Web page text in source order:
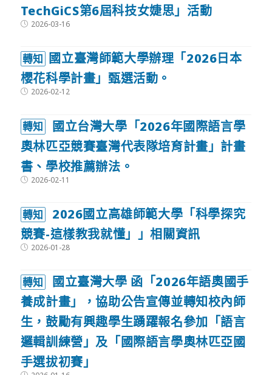
TechGiCS第6屆科技女婕思」活動
Post2026-03-16
轉知 國立臺灣師範大學辦理「2026日本
櫻花科學計畫」甄選活動。
Post2026-02-12
轉知
國立台灣大學「2026年國際語言學
奧林匹亞競賽臺灣代表隊培育計畫」計畫
書、學校推薦辦法。
Post2026-02-11
轉知
2026國立高雄師範大學「科學探究
競賽-這樣教我就懂」」相關資訊
Post2026-01-28
轉知
國立臺灣大學 函「2026年語奧國手
養成計畫」，協助公告宣傳並轉知校內師
生，鼓勵有興趣學生踴躍報名參加「語言
邏輯訓練營」及「國際語言學奧林匹亞國
手選拔初賽」